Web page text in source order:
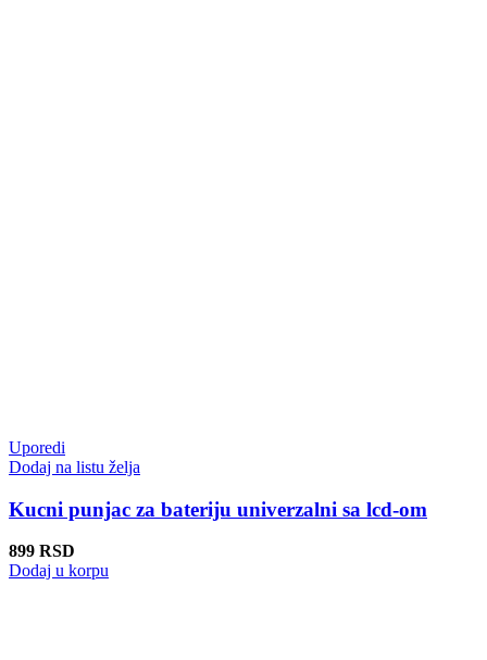
Uporedi
Dodaj na listu želja
Kucni punjac za bateriju univerzalni sa lcd-om
899 RSD
Dodaj u korpu